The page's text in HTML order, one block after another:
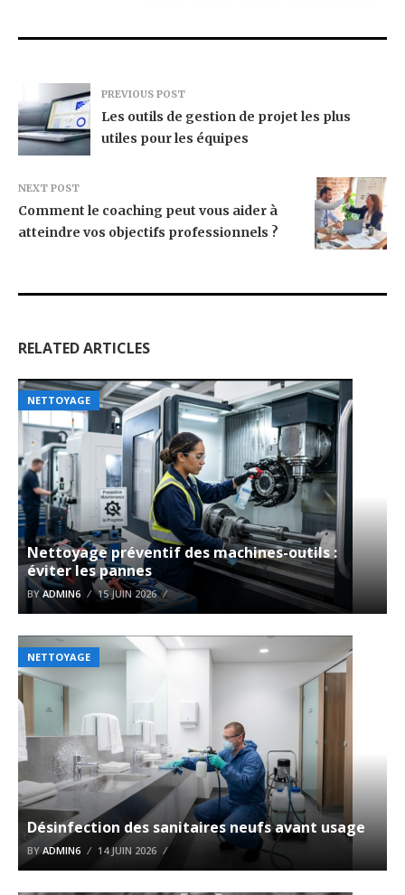
PREVIOUS POST
Les outils de gestion de projet les plus
utiles pour les équipes
NEXT POST
Comment le coaching peut vous aider à
atteindre vos objectifs professionnels ?
RELATED ARTICLES
NETTOYAGE
Nettoyage préventif des machines-outils :
éviter les pannes
BYADMIN6 15 JUIN 2026
NETTOYAGE
Désinfection des sanitaires neufs avant usage
BYADMIN6 14 JUIN 2026